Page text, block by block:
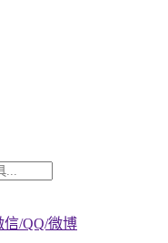
/QQ/微博